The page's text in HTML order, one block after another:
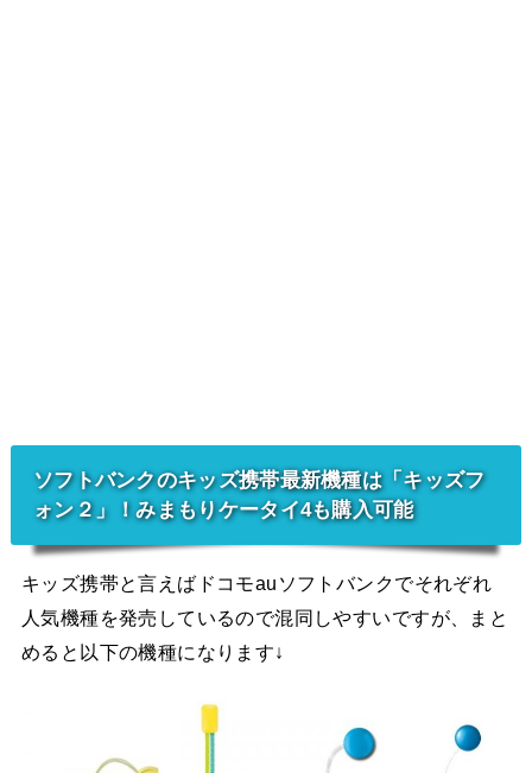
ソフトバンクのキッズ携帯最新機種は「キッズフ
ォン２」！みまもりケータイ4も購入可能
キッズ携帯と言えばドコモauソフトバンクでそれぞれ
人気機種を発売しているので混同しやすいですが、まと
めると以下の機種になります↓